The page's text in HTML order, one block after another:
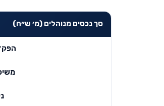
סך נכסים מנוהלים (מ׳ ש״ח)